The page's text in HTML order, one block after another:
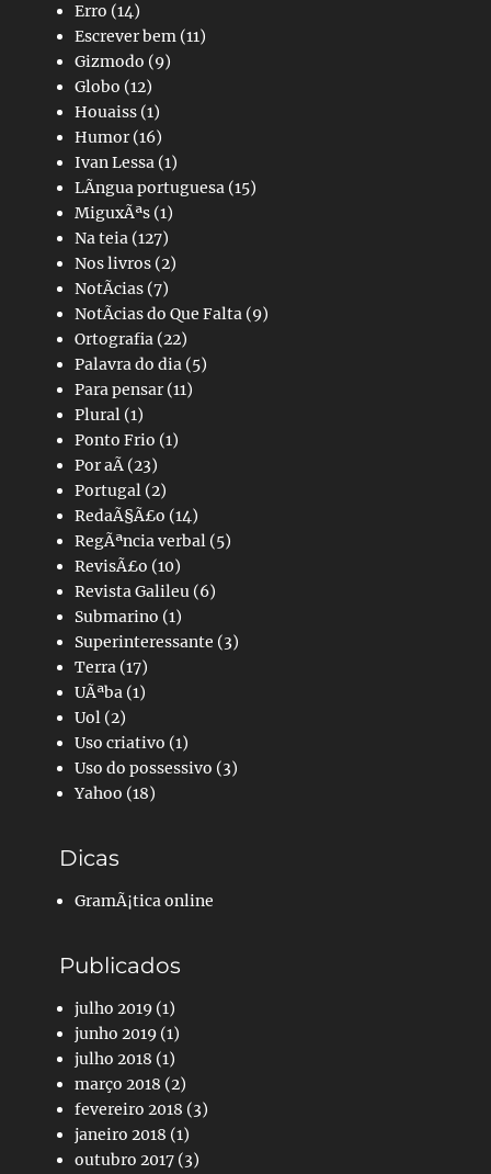
Erro (14)
Escrever bem (11)
Gizmodo (9)
Globo (12)
Houaiss (1)
Humor(16)
Ivan Lessa (1)
LÃ­ngua portuguesa (15)
MiguxÃªs (1)
Na teia (127)
Nos livros (2)
NotÃ­cias (7)
NotÃ­cias do Que Falta (9)
Ortografia (22)
Palavra do dia (5)
Para pensar(11)
Plural (1)
Ponto Frio (1)
Por aÃ­ (23)
Portugal (2)
RedaÃ§Ã£o (14)
RegÃªncia verbal (5)
RevisÃ£o (10)
Revista Galileu (6)
Submarino (1)
Superinteressante (3)
Terra (17)
UÃªba (1)
Uol (2)
Uso criativo (1)
Uso do possessivo (3)
Yahoo (18)
Dicas
GramÃ¡tica online
Publicados
julho 2019 (1)
junho 2019 (1)
julho 2018 (1)
março 2018 (2)
fevereiro 2018 (3)
janeiro 2018 (1)
outubro 2017 (3)